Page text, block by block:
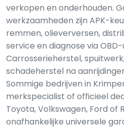
verkopen en onderhouden.
werkzaamheden zijn APK-
remmen, olie­verversen,
service en diagnose via
Carrosserieherstel,
schadeherstel na
Sommige bedrijven in
merkspecialist of officieel
Toyota, Volkswagen, Ford of
onafhankelijke universele